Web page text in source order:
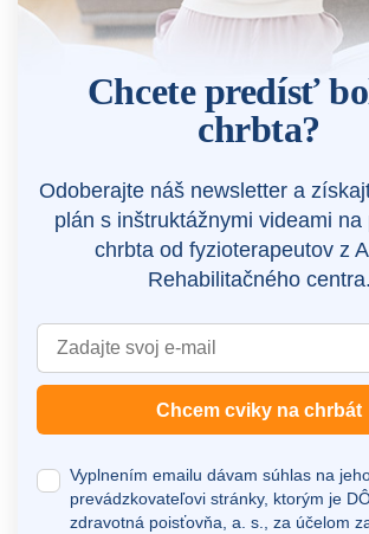
Chcete predísť
chrbta?
Odoberajte náš newsletter a
plán s inštruktážnymi videami na
chrbta od fyzioterapeutov z
Rehabilitačného centra.
Chcem cviky na chrbát
Vyplnením emailu dávam súhlas na
prevádzkovateľovi stránky, ktorým je
zdravotná poisťovňa, a. s., za účelom